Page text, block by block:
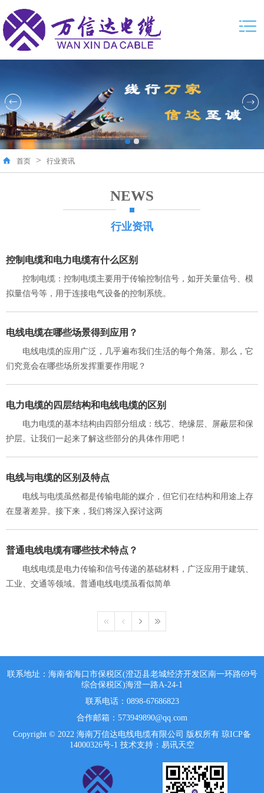
首页 > 行业资讯
NEWS
行业资讯
控制电缆和电力电缆有什么区别
控制电缆：控制电缆主要用于传输控制信号，如开关量信号、模
拟量信号等，用于连接电气设备的控制系统。
电线电缆在哪些场景得到应用？
电线电缆的应用广泛，几乎遍布我们生活的每个角落。那么，它
们究竟会在哪些场所发挥重要作用呢？
电力电缆的四层结构和电线电缆的区别
电力电缆的基本结构由四部分组成：线芯、绝缘层、屏蔽层和保
护层。让我们一起来了解这些部分的具体作用吧！
电线与电缆的区别及特点
电线与电缆虽然都是传输电能的媒介，但它们在结构和用途上存
在显著差异。接下来，我们将深入探讨这两
普通电线电缆有哪些技术特点？
电线电缆是电力传输和信号传递的基础材料，广泛应用于建筑、
工业、交通等领域。普通电线电缆虽看似简单
联系地址：海南省海口市保税区(澄迈县老城经济开发区南一环路69号
综合保税区)海澄一路A-24-1
联系电话：0898-67686823
合作邮箱：573949890@qq.com
Copyright © 2022 海南万信达电线电缆有限公司 版权所有 琼ICP备
14000326号-1 技术支持：易讯天空